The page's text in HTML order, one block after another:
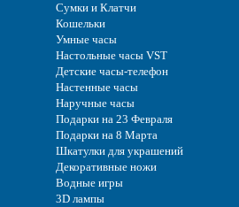
Сумки и Клатчи
Кошельки
Умные часы
Настольные часы VST
Детские часы-телефон
Настенные часы
Наручные часы
Подарки на 23 Февраля
Подарки на 8 Марта
Шкатулки для украшений
Декоративные ножи
Водные игры
3D лампы